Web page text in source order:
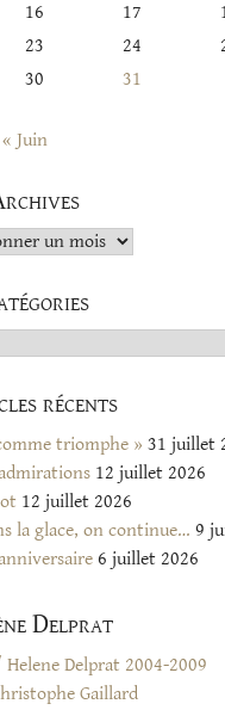
16 17
23 24
30 31
« Juin
récents
triomphe » 31 juillet
12 juillet 2026
12 juillet 2026
la glace, on continue… 9
6 juillet 2026
Delprat
Delprat 2004-2009
Gaillard